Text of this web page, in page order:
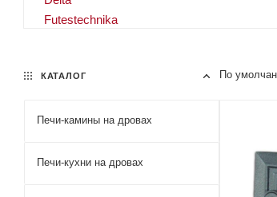
По
КАТАЛОГ
Печи-камины на дровах
Печи-кухни на дровах